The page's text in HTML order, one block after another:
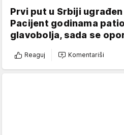
Prvi put u Srbiji
Pacijent godinama
glavobolja, sada se
Reaguj Komentariši